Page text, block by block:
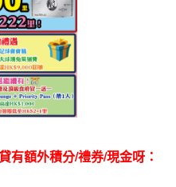
有額外積分/禮券/現金呀：